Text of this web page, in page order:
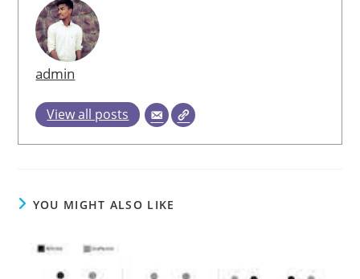
admin
View all posts
YOU MIGHT ALSO LIKE